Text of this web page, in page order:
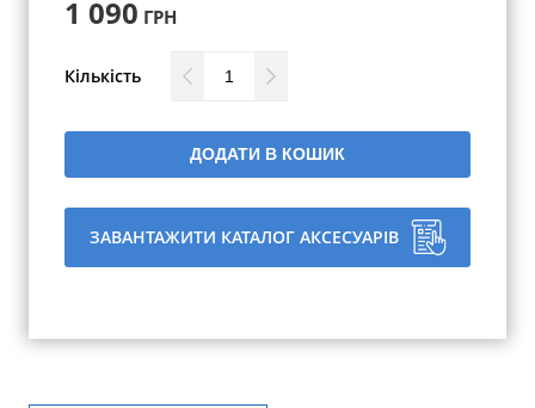
1 090 ГРН
Кількість
ДОДАТИ В КОШИК
ЗАВАНТАЖИТИ КАТАЛОГ АКСЕСУАРІВ